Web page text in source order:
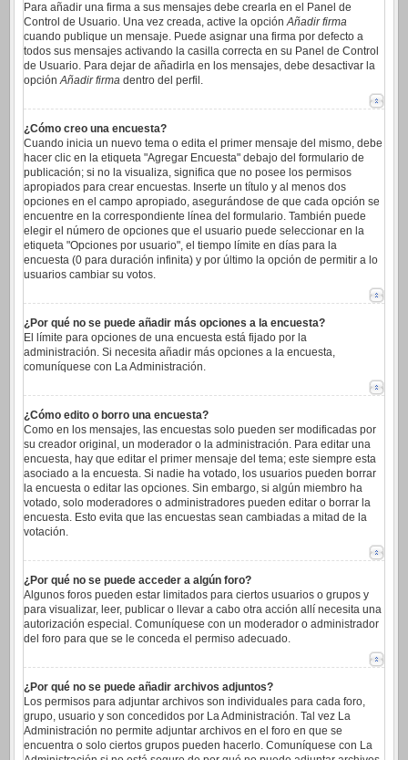
Para añadir una firma a sus mensajes debe crearla en el Panel de
Control de Usuario. Una vez creada, active la opciónAñadir firma
cuando publique un mensaje. Puede asignar una firma por defecto a
todos sus mensajes activando la casilla correcta en su Panel de Control
de Usuario. Para dejar de añadirla en los mensajes, debe desactivar la
opciónAñadir firma dentro del perfil.
¿Cómo creo una encuesta?
Cuando inicia un nuevo tema o edita el primer mensaje del mismo, debe
hacer clic en la etiqueta "Agregar Encuesta" debajo del formulario de
publicación; si no la visualiza, significa que no posee los permisos
apropiados para crear encuestas. Inserte un título y al menos dos
opciones en el campo apropiado, asegurándose de que cada opción se
encuentre en la correspondiente línea del formulario. También puede
elegir el número de opciones que el usuario puede seleccionar en la
etiqueta "Opciones por usuario", el tiempo límite en días para la
encuesta (0 para duración infinita) y por último la opción de permitir a lo
usuarios cambiar su votos.
¿Por qué no se puede añadir más opciones a la encuesta?
El límite para opciones de una encuesta está fijado por la
administración. Si necesita añadir más opciones a la encuesta,
comuníquese con La Administración.
¿Cómo edito o borro una encuesta?
Como en los mensajes, las encuestas solo pueden ser modificadas por
su creador original, un moderador o la administración. Para editar una
encuesta, hay que editar el primer mensaje del tema; este siempre esta
asociado a la encuesta. Si nadie ha votado, los usuarios pueden borrar
la encuesta o editar las opciones. Sin embargo, si algún miembro ha
votado, solo moderadores o administradores pueden editar o borrar la
encuesta. Esto evita que las encuestas sean cambiadas a mitad de la
votación.
¿Por qué no se puede acceder a algún foro?
Algunos foros pueden estar limitados para ciertos usuarios o grupos y
para visualizar, leer, publicar o llevar a cabo otra acción allí necesita una
autorización especial. Comuníquese con un moderador o administrador
del foro para que se le conceda el permiso adecuado.
¿Por qué no se puede añadir archivos adjuntos?
Los permisos para adjuntar archivos son individuales para cada foro,
grupo, usuario y son concedidos por La Administración. Tal vez La
Administración no permite adjuntar archivos en el foro en que se
encuentra o solo ciertos grupos pueden hacerlo. Comuníquese con La